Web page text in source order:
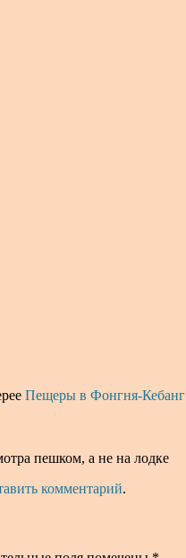
Пещеры в Фонгня-Кебанг
пешком, а не на лодке
комментарий.